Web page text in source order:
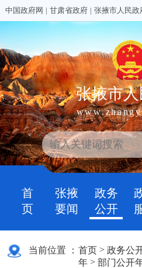
中国政府网 | 甘肃省政府 | 张掖市人民政
张掖市
首
页
张掖
要闻
政务
公开
当前位置 ： 首页 >政务公
年 >部门公开